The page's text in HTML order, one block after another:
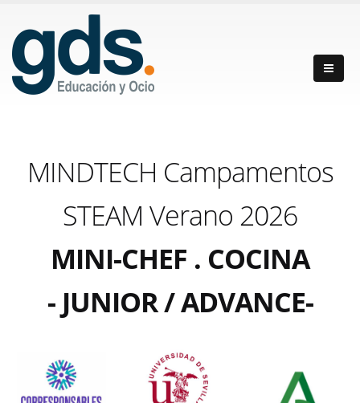
MINDTECH Campamentos
STEAM Verano 2026
MINI-CHEF . COCINA
- JUNIOR / ADVANCE-